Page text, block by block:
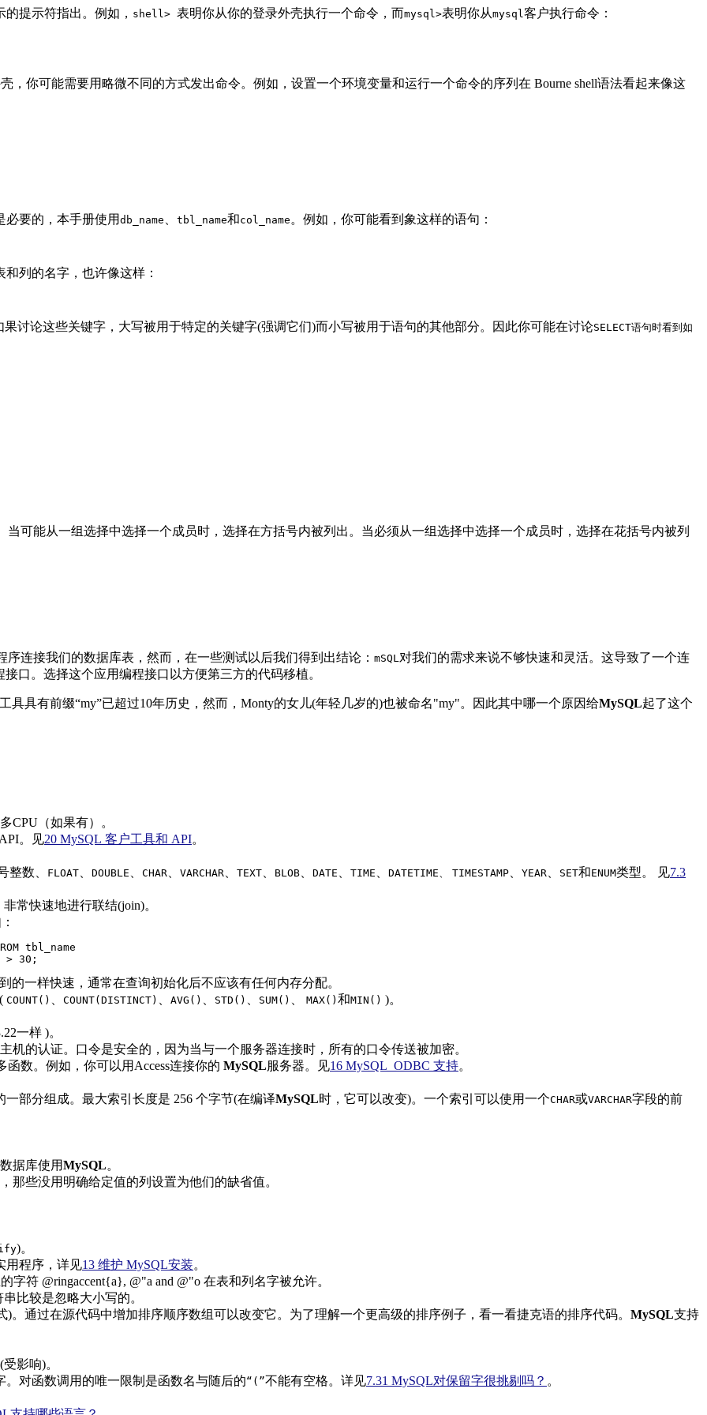
提示符指出。例如， shell> 表明你从你的登录外壳执行一个命令，而mysql>表明你从mysql客户执行命令：
，你可能需要用略微不同的方式发出命令。例如，设置一个环境变量和运行一个命令的序列在 Bourne shell语法看起来像这
要的，本手册使用 db_name tbl_name和col_name 。例如，你可能看到象这样的语句：
列的名字，也许像这样：
讨论这些关键字，大写被用于特定的关键字(强调它们)而小写被用于语句的其他部分。因此你可能在讨论SELECT语句时看到如
当可能从一组选择中选择一个成员时，选择在方括号内被列出。当必须从一组选择中选择一个成员时，选择在花括号内被列
连接我们的数据库表，然而，在一些测试以后我们得到出结论： mSQL对我们的需求来说不够快速和灵活。这导致了一个连
口。选择这个应用编程接口以方便第三方的代码移植。
具有前缀“my”已超过10年历史，然而，Monty的女儿(年轻几岁的)也被命名"my"。因此其中哪一个原因给MySQL起了这个
CPU（如果有）。
。见20 MySQL 客户工具和 API。
整数、 FLOAT DOUBLE CHAR VARCHAR TEXT BLOB DATE TIME DATETIME、 TIMESTAMP YEAR SET和ENUM类型。 见7.3
常快速地进行联结(join)。
tbl_name
> 30;
一样快速，通常在查询初始化后不应该有任何内存分配。
COUNT() COUNT(DISTINCT) AVG() STD() SUM() MAX() 和MIN() )。
一样 )。
的认证。口令是安全的，因为当与一个服务器连接时，所有的口令传送被加密。
函数。例如，你可以用Access连接你的 MySQL服务器。见16 MySQL ODBC 支持。
部分组成。最大索引长度是 256 个字节(在编译MySQL时，它可以改变)。一个索引可以使用一个CHAR或VARCHAR字段的前
据库使用MySQL。
那些没用明确给定值的列设置为他们的缺省值。
)。
用程序，详见13 维护 MySQL安装。
符 @ringaccent{a}, @"a and @"o 在表和列名字被允许。
比较是忽略大小写的。
。通过在源代码中增加排序顺序数组可以改变它。为了理解一个更高级的排序例子，看一看捷克语的排序代码。 MySQL支持
影响)。
。对函数调用的唯一限制是函数名与随后的“(”不能有空格。详见7.31 MySQL对保留字很挑剔吗？ 。